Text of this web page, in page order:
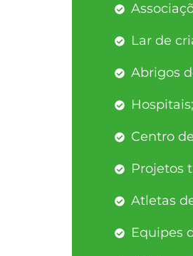
Lar de
Abrigos
Hospitais;
Centro
Projetos
Atletas
Equipes